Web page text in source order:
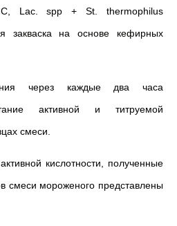
Lac. spp + St. thermophilus
закваска на основе кефирных
через каждые два часа
активной и титруемой
смеси.
кислотности, полученные
смеси мороженого представлены